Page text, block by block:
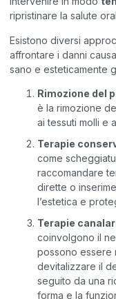
ripristinare la salute
Esistono diversi
affrontare i danni
sano e esteticamente
Rimozione del
è la rimozione
ai tessuti molli e
Terapie
come
raccomandare
dirette o
l’estetica e
Terapie
coinvolgono il
possono essere
devitalizzare il
seguito da una
forma e la